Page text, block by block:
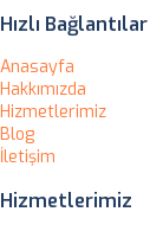
Hızlı Bağlantılar
Anasayfa
Hakkımızda
Hizmetlerimiz
Blog
İletişim
Hizmetlerimiz